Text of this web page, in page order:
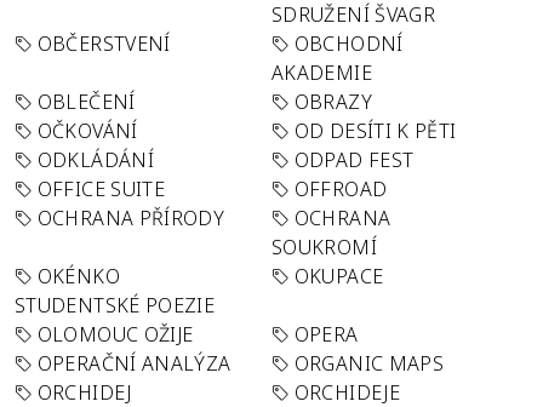
SDRUŽENÍ ŠVAGR
OBČERSTVENÍ
OBCHODNÍ
AKADEMIE
OBLEČENÍ
OBRAZY
OČKOVÁNÍ
OD DESÍTI K PĚTI
ODKLÁDÁNÍ
ODPAD FEST
OFFICE SUITE
OFFROAD
OCHRANA PŘÍRODY
OCHRANA
SOUKROMÍ
OKÉNKO
STUDENTSKÉ POEZIE
OKUPACE
OLOMOUC OŽIJE
OPERA
OPERAČNÍ ANALÝZA
ORGANIC MAPS
ORCHIDEJ
ORCHIDEJE